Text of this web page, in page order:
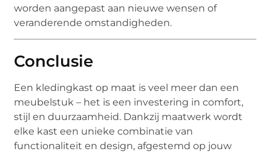
worden aangepast aan nieuwe wensen of
veranderende omstandigheden.
Conclusie
Een kledingkast op maat is veel meer dan een
meubelstuk – het is een investering in comfort,
stijl en duurzaamheid. Dankzij maatwerk wordt
elke kast een unieke combinatie van
functionaliteit en design, afgestemd op jouw